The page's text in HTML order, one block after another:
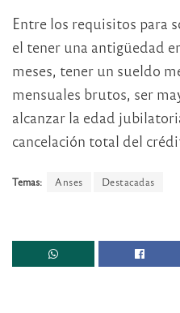
Entre los requisitos para
el tener una antigüedad
meses, tener un sueldo
mensuales brutos, ser
alcanzar la edad
cancelación total del
Temas: Anses Destacadas